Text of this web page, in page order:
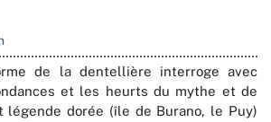
de la dentellière interroge avec
et les heurts du mythe et de
légende dorée (île de Burano, le Puy)